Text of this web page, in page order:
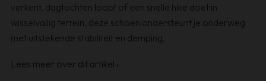
verkent, dagtochten loopt of een snelle hike doet in
wisselvallig terrein, deze schoen ondersteunt je onderweg
met uitstekende stabiliteit en demping.
Lees meer over dit artikel ›